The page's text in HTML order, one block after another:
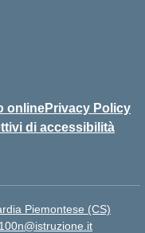
onlinePrivacy Policy
di accessibilità
Piemontese (CS)